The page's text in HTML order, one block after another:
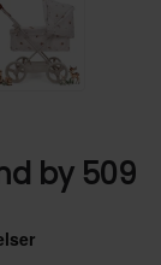
by 509